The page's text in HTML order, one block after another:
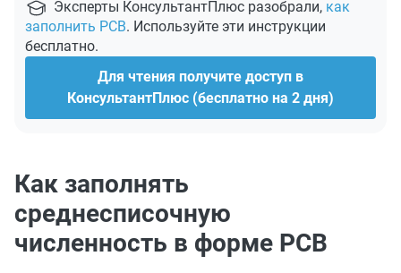
Эксперты КонсультантПлюс разобрали, как
заполнить РСВ. Используйте эти инструкции
бесплатно.
Для чтения получите доступ в
КонсультантПлюс (бесплатно на 2 дня)
Как заполнять
среднесписочную
численность в форме РСВ